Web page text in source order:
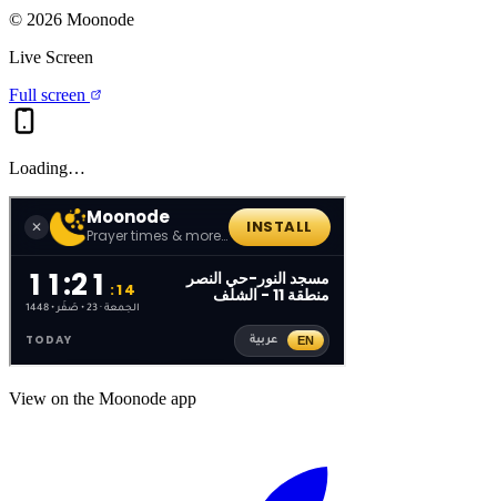
© 2026 Moonode
Live Screen
Full screen
Loading…
View on the Moonode app